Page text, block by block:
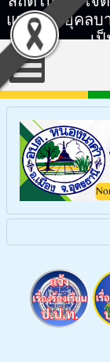
แทบพระยุคล
เ